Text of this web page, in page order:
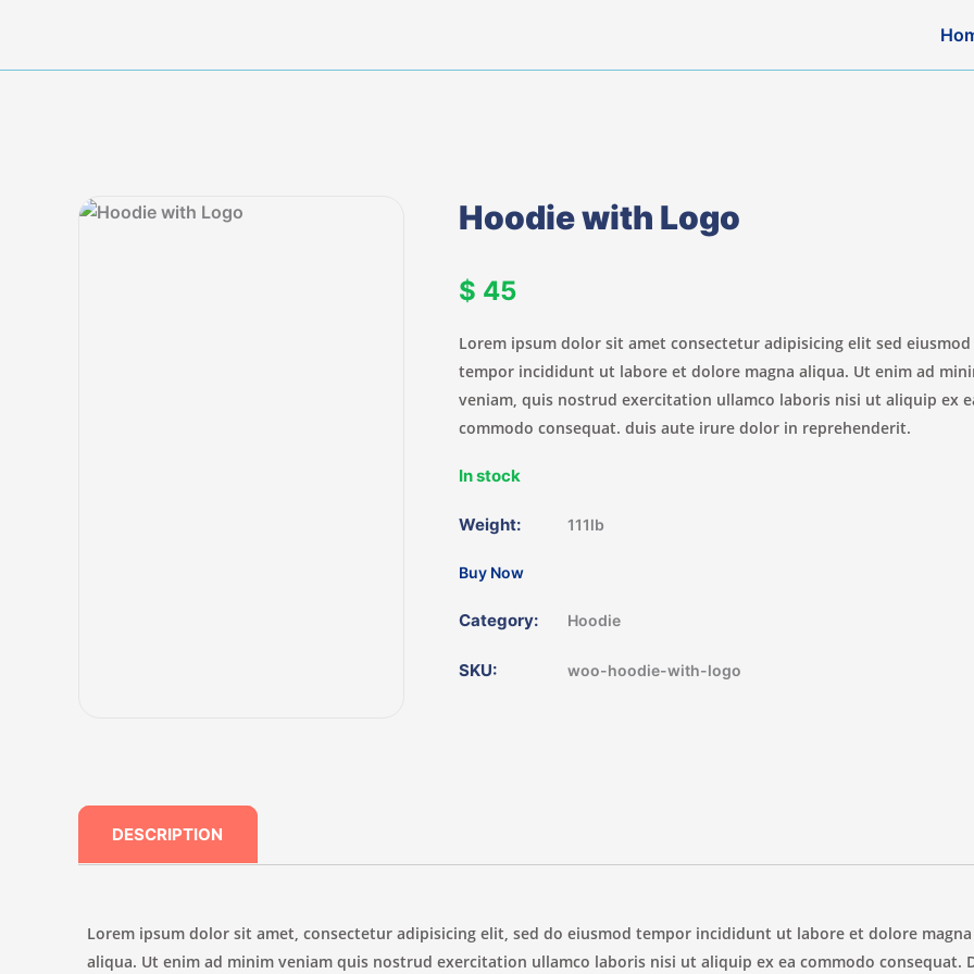
Hoodie with Logo
$ 45
Lorem ipsum dolor sit amet consectetur adipisicing elit sed eiusmod
tempor incididunt ut labore et dolore magna aliqua. Ut enim ad
veniam, quis nostrud exercitation ullamco laboris nisi ut aliquip ex
commodo consequat. duis aute irure dolor in reprehenderit.
In stock
Weight: 111lb
Buy Now
Category: Hoodie
SKU: woo-hoodie-with-logo
DESCRIPTION
Lorem ipsum dolor sit amet, consectetur adipisicing elit, sed do eiusmod tempor incididunt ut labore et dolore magna
aliqua. Ut enim ad minim veniam quis nostrud exercitation ullamco laboris nisi ut aliquip ex ea commodo consequat.